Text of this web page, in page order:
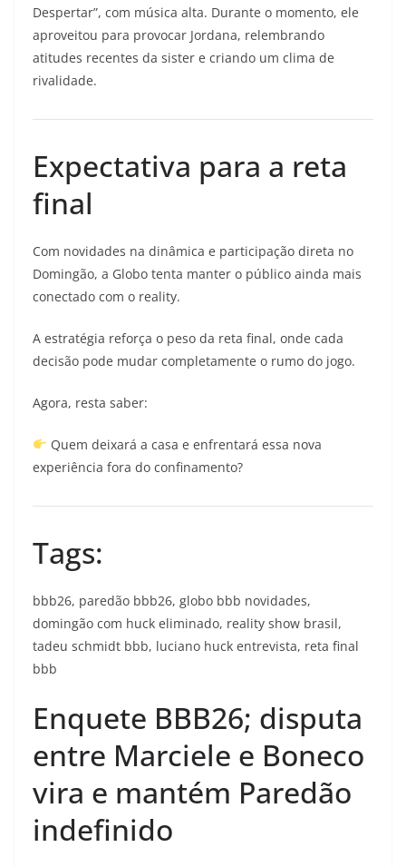
Despertar”, com música alta. Durante o momento, ele
aproveitou para provocar Jordana, relembrando
atitudes recentes da sister e criando um clima de
rivalidade.
Expectativa para a reta
final
Com novidades na dinâmica e participação direta no
Domingão, a Globo tenta manter o público ainda mais
conectado com o reality.
A estratégia reforça o peso da reta final, onde cada
decisão pode mudar completamente o rumo do jogo.
Agora, resta saber:
Quem deixará a casa e enfrentará essa nova
experiência fora do confinamento?
Tags:
bbb26, paredão bbb26, globo bbb novidades,
domingão com huck eliminado, reality show brasil,
tadeu schmidt bbb, luciano huck entrevista, reta final
bbb
Enquete BBB26; disputa
entre Marciele e Boneco
vira e mantém Paredão
indefinido